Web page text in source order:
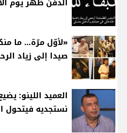
«لأوّل مرّة… ما
صيدا إلى زياد
العميد اللينو:
نستجديه فيتحول